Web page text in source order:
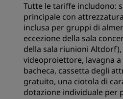
Tutte le tariffe includono:
principale con
inclusa per gruppi di
eccezione della sala
della sala riunioni Altdorf),
videoproiettore, lavagna
bacheca, cassetta degli
gratuito, una ciotola di
dotazione individuale per